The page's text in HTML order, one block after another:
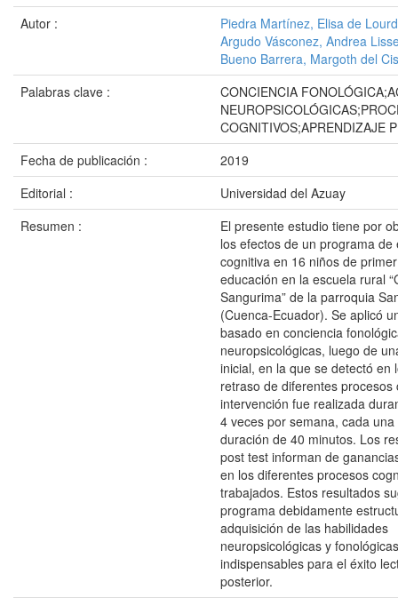
Autor :
Piedra Martínez, Elisa de
Argudo Vásconez, Andrea
Bueno Barrera, Margoth del
Palabras clave :
CONCIENCIA
COGNITIVOS;APRENDIZAJE
Fecha de publicación :
2019
Editorial :
Universidad del Azuay
Resumen :
El presente estudio tiene por
los efectos de un programa de
cognitiva en 16 niños de
educación en la escuela rural
Sangurima” de la parroquia
(Cuenca-Ecuador). Se aplicó
basado en conciencia
neuropsicológicas, luego de
inicial, en la que se detectó en
retraso de diferentes procesos
intervención fue realizada
4 veces por semana, cada
duración de 40 minutos. Los
post test informan de
en los diferentes procesos
trabajados. Estos resultados
programa debidamente
adquisición de las habilidades
neuropsicológicas y
indispensables para el éxito
posterior.